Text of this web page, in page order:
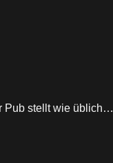
Pub stellt wie üblich…